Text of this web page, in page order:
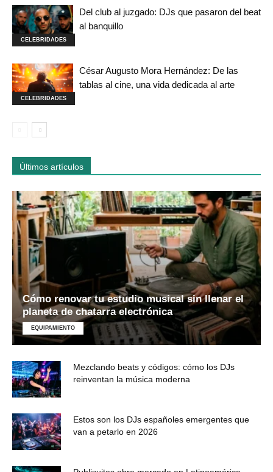
CELEBRIDADES
Del club al juzgado: DJs que pasaron del beat
al banquillo
CELEBRIDADES
César Augusto Mora Hernández: De las
tablas al cine, una vida dedicada al arte
Últimos artículos
Cómo renovar tu estudio musical sin llenar el
planeta de chatarra electrónica
EQUIPAMIENTO
Mezclando beats y códigos: cómo los DJs
reinventan la música moderna
Estos son los DJs españoles emergentes que
van a petarlo en 2026